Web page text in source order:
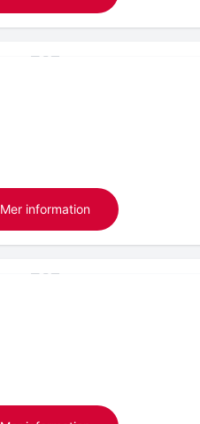
Mer information